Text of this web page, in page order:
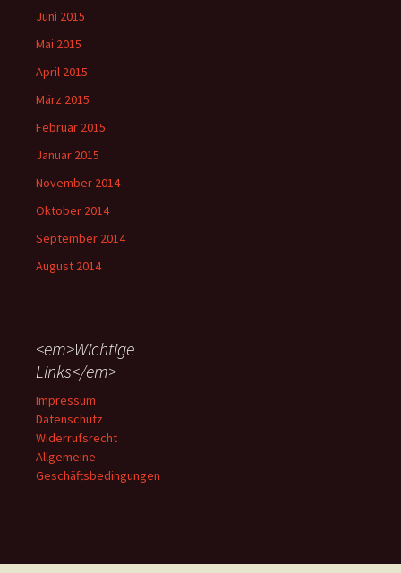
Juni 2015
Mai 2015
April 2015
März 2015
Februar 2015
Januar 2015
November 2014
Oktober 2014
September 2014
August 2014
<em>Wichtige
Links</em>
Impressum
Datenschutz
Widerrufsrecht
Allgemeine
Geschäftsbedingungen